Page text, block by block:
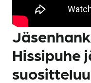
Hissipuhe